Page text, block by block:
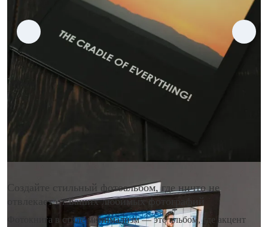
Создайте стильный фотоальбом, где ничто не
отвлекает от ваших любимых фотографий
Фотокнига в стиле минимализм — это альбом, где акцент